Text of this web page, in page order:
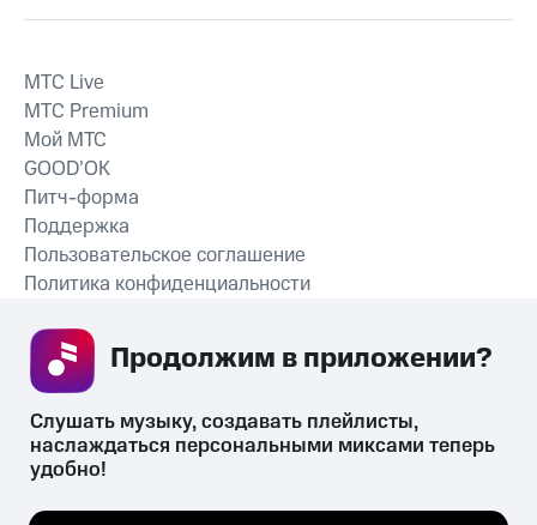
СКАЧАТЬ ПРИЛОЖЕНИЕ
MTС Live
MTС Premium
Мой МТС
GOOD’OK
Питч-форма
Поддержка
Пользовательское соглашение
Политика конфиденциальности
психотропных веществ, их аналогов причиняет вред здоровью,
Слушать музыку, создавать плейлисты,
наслаждаться персональными миксами теперь
удобно!